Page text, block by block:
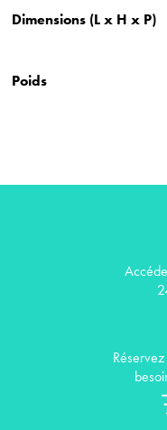
Dimensions (L x H x P)
Poids